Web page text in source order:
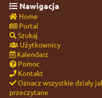
Nawigacja
Home
Portal
Szukaj
Użytkownicy
Kalendarz
Pomoc
Kontakt
Oznacz wszystkie działy
przeczytane